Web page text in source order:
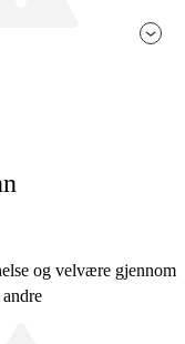
og velvære gjennom